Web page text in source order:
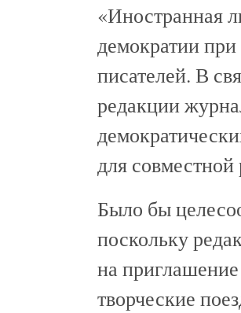
«Иностранная
демократии
писателей. В
редакции
для совместной
Было бы
поскольку
на
творческие